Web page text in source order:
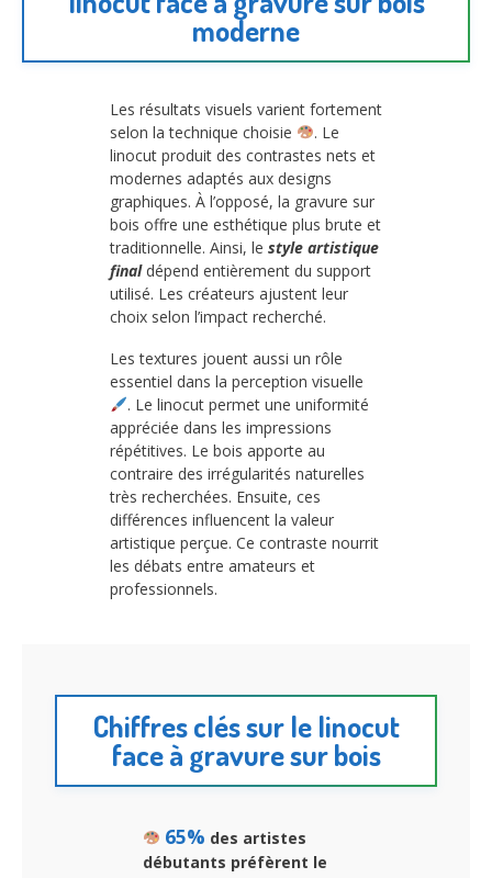
moderne
Les résultats visuels varient fortement
selon la technique choisie
. Le
linocut produit des contrastes nets et
modernes adaptés aux designs
graphiques. À l’opposé, la gravure sur
bois offre une esthétique plus brute et
traditionnelle. Ainsi, le style artistique
finaldépend entièrement du support
utilisé. Les créateurs ajustent leur
choix selon l’impact recherché.
Les textures jouent aussi un rôle
essentiel dans la perception visuelle
. Le linocut permet une uniformité
appréciée dans les impressions
répétitives. Le bois apporte au
contraire des irrégularités naturelles
très recherchées. Ensuite, ces
différences influencent la valeur
artistique perçue. Ce contraste nourrit
les débats entre amateurs et
professionnels.
Chiffres clés sur le linocut
face à gravure sur bois
65% des artistes
débutants préfèrent le